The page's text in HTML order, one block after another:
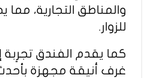
والمناطق التجارية، مما
للزوار.
كما يقدم الفندق تجرِبة
غرف أنيقة مجهزة بأحدث